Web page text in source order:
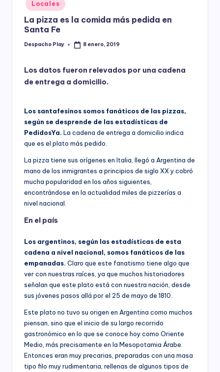
y
in
Locales
La pizza es la comida más pedida en
Santa Fe
Posted
Despacho Play 8 enero, 2019
Los datos fueron relevados por una cadena
de entrega a domicilio.
Los santafesinos somos fanáticos de las pizzas,
según se desprende de las estadísticas de
PedidosYa. La cadena de entrega a domicilio indica
que es el plato más pedido.
La pizza tiene sus orígenes en Italia, llegó a Argentina de
mano de los inmigrantes a principios de siglo XX y cobró
mucha popularidad en los años siguientes,
encontrándose en la actualidad miles de pizzerías a
nivel nacional.
En el país
Los argentinos, según las estadísticas de esta
cadena a nivel nacional, somos fanáticos de las
empanadas. Claro que este fanatismo tiene algo que
ver con nuestras raíces, ya que muchos historiadores
señalan que este plato está con nuestra nación, desde
sus jóvenes pasos allá por el 25 de mayo de 1810.
Este plato no tuvo su origen en Argentina como muchos
piensan, sino que el inicio de su largo recorrido
gastronómico en lo que se conoce hoy como Oriente
Medio, más precisamente en la Mesopotamia Árabe.
Entonces eran muy precarias, preparadas con una masa
tipo filo muy rudimentaria, rellenas de algunos tipos de